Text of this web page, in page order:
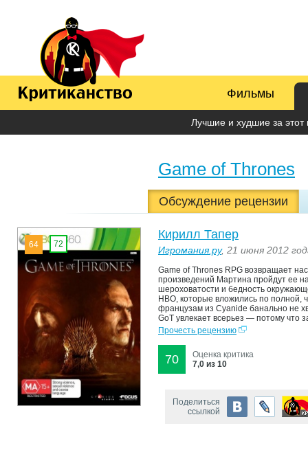
Фильмы
Лучшие и худшие за этот
Game of Thrones
Обсуждение рецензии
64 72
Кирилл Тапер
Игромания.ру, 21 июня 2012
Game of Thrones RPG возвращает
произведений Мартина пройдут ее
шероховатости и бедность
HBO, которые вложились по полной,
французам из Cyanide банально не
GoT увлекает всерьез — потому что
Прочесть рецензию
70
Оценка критика
7,0 из 10
Поделиться
ссылкой